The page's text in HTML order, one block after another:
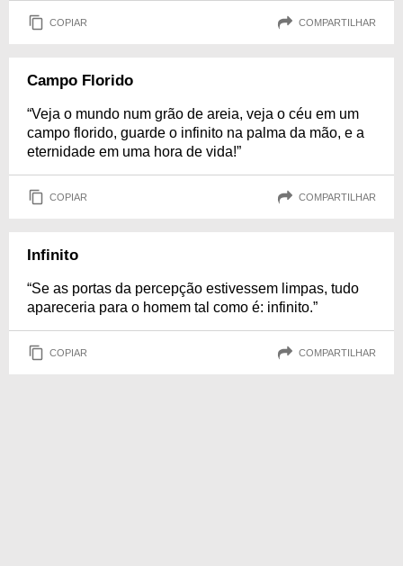
COPIAR COMPARTILHAR
Campo Florido
“Veja o mundo num grão de areia, veja o céu em um
campo florido, guarde o infinito na palma da mão, e a
eternidade em uma hora de vida!”
COPIAR COMPARTILHAR
Infinito
“Se as portas da percepção estivessem limpas, tudo
apareceria para o homem tal como é: infinito.”
COPIAR COMPARTILHAR